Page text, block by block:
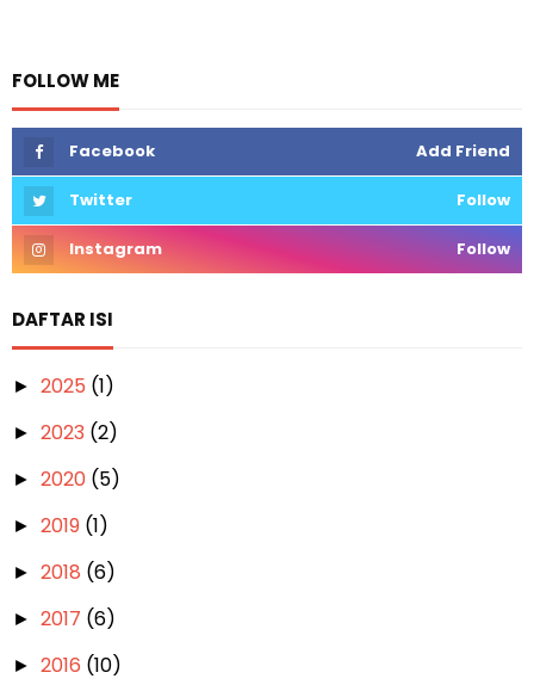
FOLLOW ME
Facebook Add Friend
Twitter Follow
Instagram Follow
DAFTAR ISI
► 2025 (1)
► 2023 (2)
► 2020 (5)
► 2019 (1)
► 2018 (6)
► 2017 (6)
► 2016 (10)